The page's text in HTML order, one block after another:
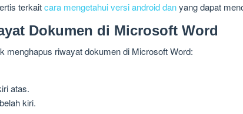
terkaitcara mengetahui versi android danyang dapat
Dokumen di Microsoft Word
menghapus riwayat dokumen di Microsoft Word:
atas.
kiri.